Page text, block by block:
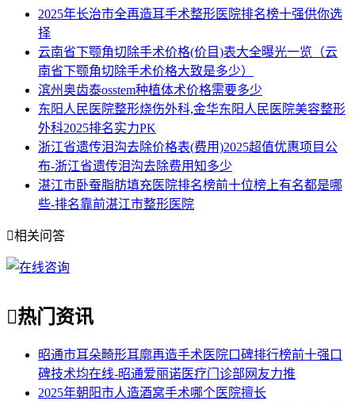
2025年长治市全再造耳手术整形医院排名榜十强供你选
择
云南省下颚角切除手术价格(价目)表大全曝光一览（云
南省下颚角切除手术价格大致是多少）
滨州奥齿泰osstem种植体术价格需要多少
东阳人民医院整形烧伤外科,金华东阳人民医院美容整形
外科2025排名实力PK
浙江省遗传泪沟去除价格表(费用)2025超值优惠项目公
布-浙江省遗传泪沟去除费用知多少
湛江市卧蚕脂肪填充医院排名榜前十位榜上有名都是哪
些-排名靠前湛江市整形医院
相关问答
热门资讯
昭通市耳朵畸形耳廓再造手术医院口碑排行榜前十强口
碑技术均在线-昭通爱丽诺医疗门诊部网友力推
2025年朝阳市人造酒窝手术哪个医院擅长